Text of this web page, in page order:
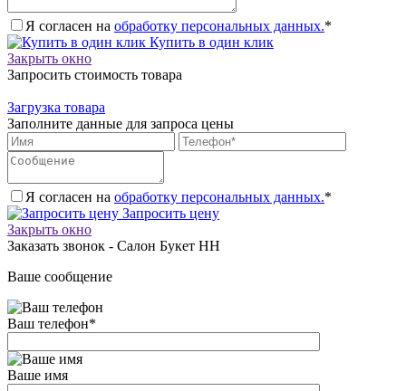
Я согласен на обработку персональных данных.*
Купить в один клик
Закрыть окно
Запросить стоимость товара
Загрузка товара
Заполните данные для запроса цены
Я согласен на обработку персональных данных.*
Запросить цену
Закрыть окно
Заказать звонок - Салон Букет НН
Ваше сообщение
Ваш телефон*
Ваше имя